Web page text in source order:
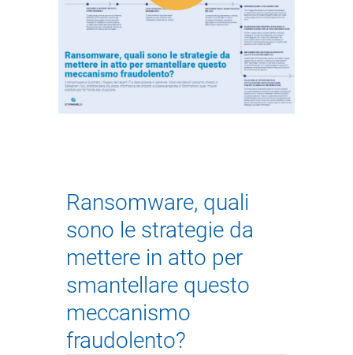
Ransomware, quali
sono le strategie da
mettere in atto per
smantellare questo
meccanismo
fraudolento?